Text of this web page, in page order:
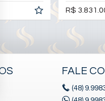
R$
FALE
(48)